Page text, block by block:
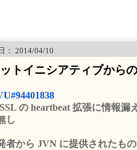
： 2014/04/10
トイニシアティブから
の heartbeat 拡張に情報漏
し
者から JVN に提供されたも